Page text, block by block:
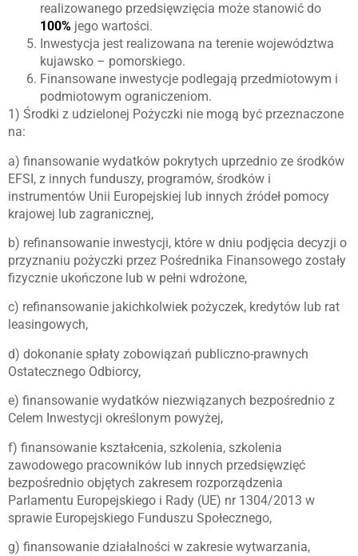
realizowanego przedsięwzięcia może stanowić do
100% jego wartości.
Inwestycja jest realizowana na terenie województwa
kujawsko – pomorskiego.
Finansowane inwestycje podlegają przedmiotowym i
podmiotowym ograniczeniom.
1) Środki z udzielonej Pożyczki nie mogą być przeznaczone
na:
a) finansowanie wydatków pokrytych uprzednio ze środków
EFSI, z innych funduszy, programów, środków i
instrumentów Unii Europejskiej lub innych źródeł pomocy
krajowej lub zagranicznej,
b) refinansowanie inwestycji, które w dniu podjęcia decyzji o
przyznaniu pożyczki przez Pośrednika Finansowego zostały
fizycznie ukończone lub w pełni wdrożone,
c) refinansowanie jakichkolwiek pożyczek, kredytów lub rat
leasingowych,
d) dokonanie spłaty zobowiązań publiczno-prawnych
Ostatecznego Odbiorcy,
e) finansowanie wydatków niezwiązanych bezpośrednio z
Celem Inwestycji określonym powyżej,
f) finansowanie kształcenia, szkolenia, szkolenia
zawodowego pracowników lub innych przedsięwzięć
bezpośrednio objętych zakresem rozporządzenia
Parlamentu Europejskiego i Rady (UE) nr 1304/2013 w
sprawie Europejskiego Funduszu Społecznego,
g) finansowanie działalności w zakresie wytwarzania,